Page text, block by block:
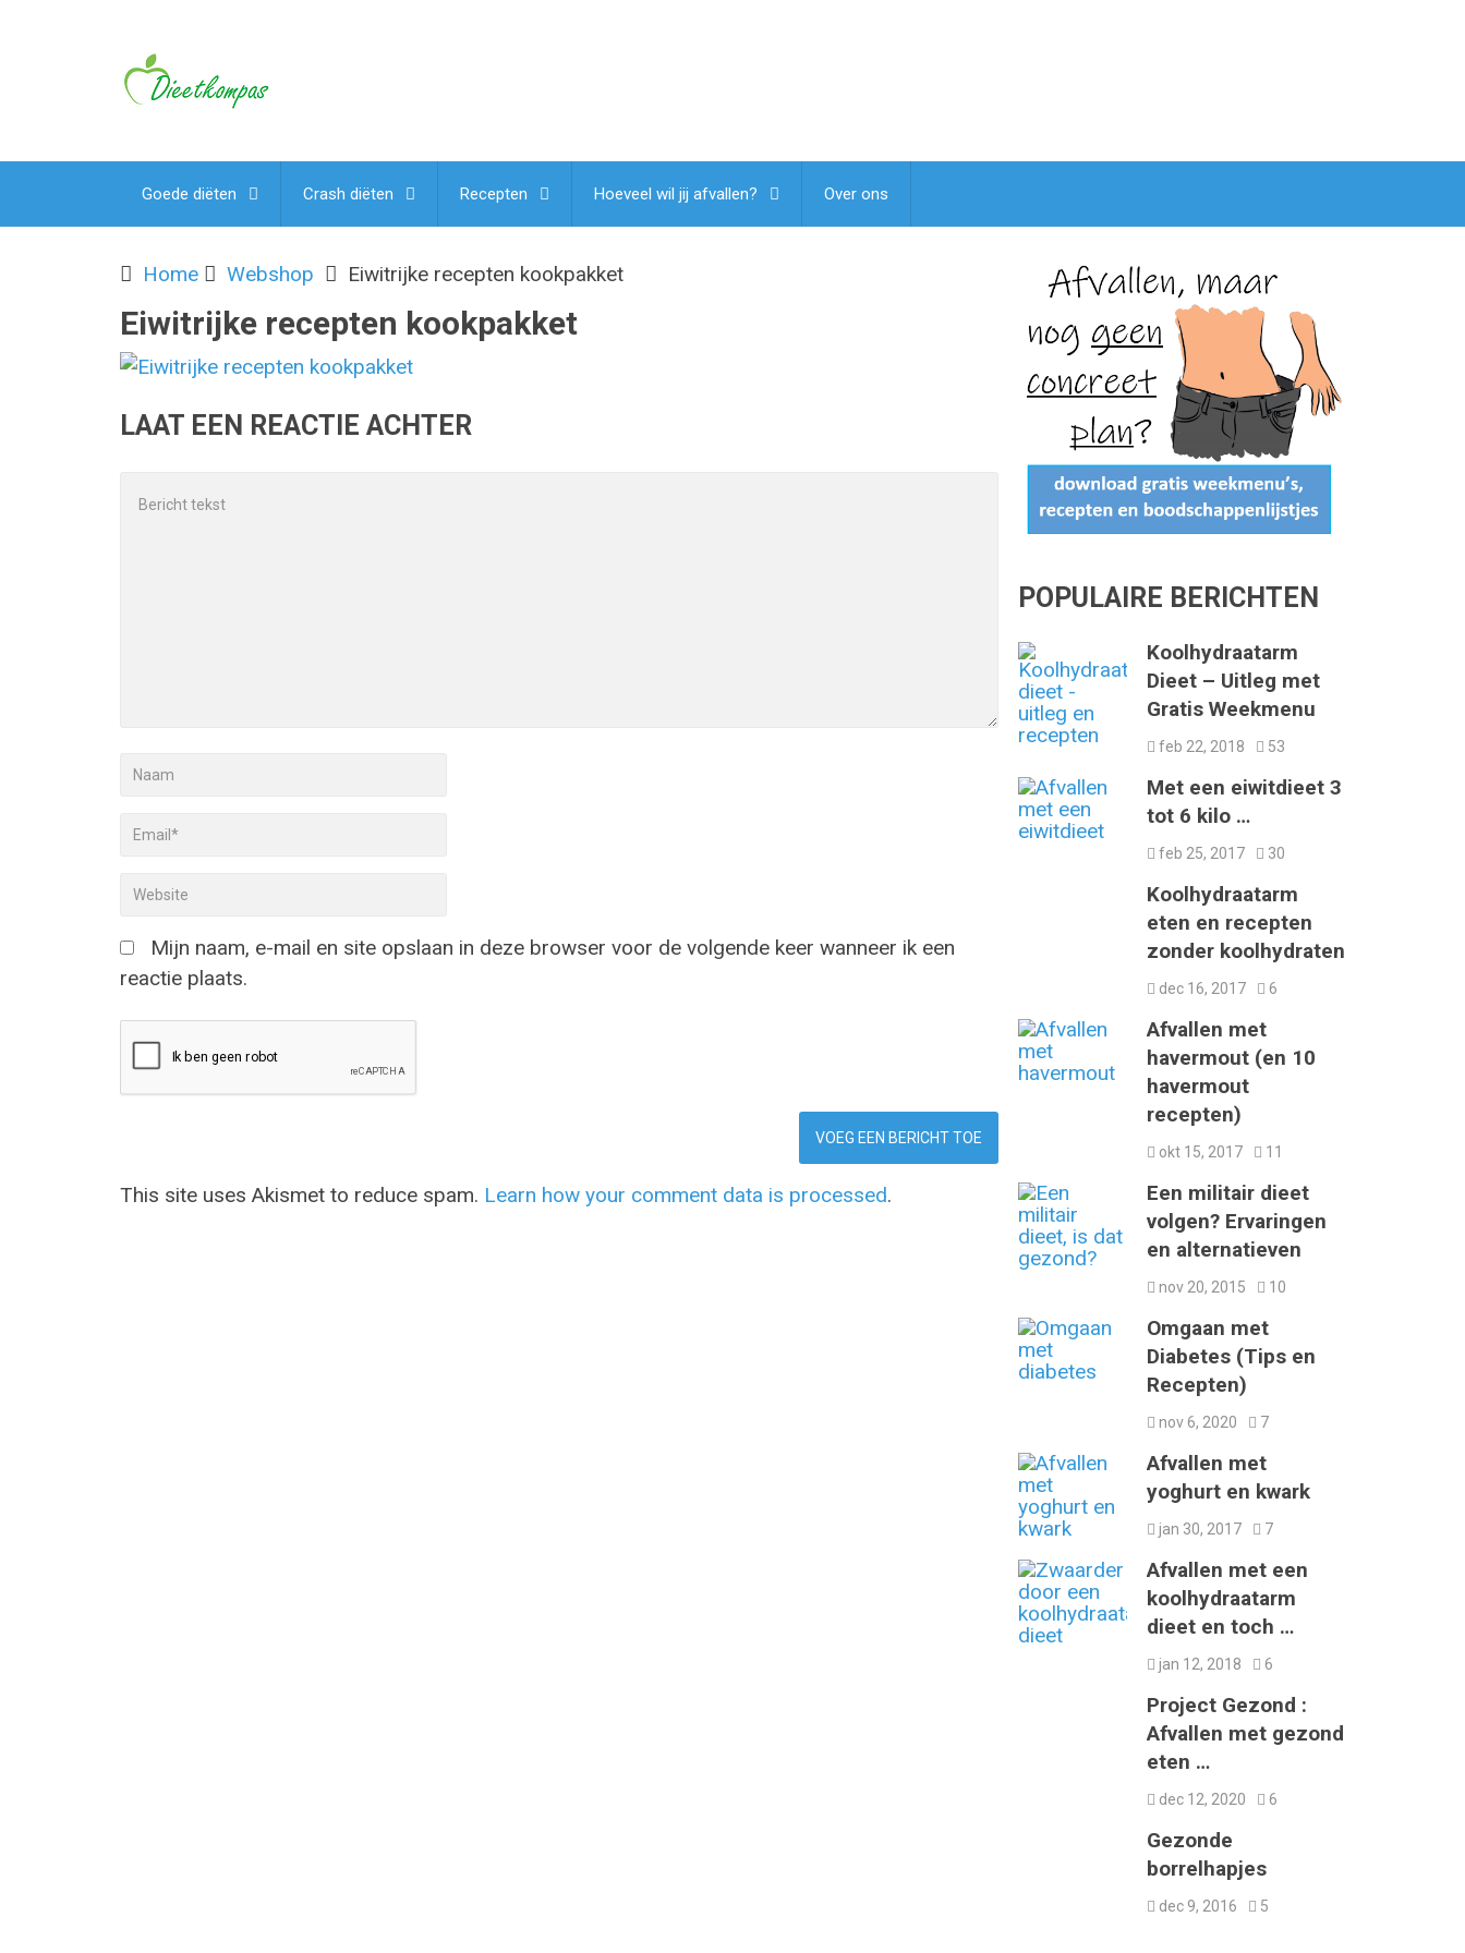
Goede diëten Crash diëten Recepten Hoeveel wil jij afvallen? Over ons
Home Webshop Eiwitrijke recepten kookpakket
Eiwitrijke recepten kookpakket
LAAT EEN REACTIE ACHTER
Mijn naam, e-mail en site opslaan in deze browser voor de volgende keer wanneer ik een
reactie plaats.
This site uses Akismet to reduce spam. Learn how your comment data is processed.
POPULAIRE BERICHTEN
Koolhydraatarm
Dieet – Uitleg met
Gratis Weekmenu
feb 22, 2018 53
Met een eiwitdieet 3
tot 6 kilo …
feb 25, 2017 30
Koolhydraatarm
eten en recepten
zonder koolhydraten
dec 16, 2017 6
Afvallen met
havermout (en 10
havermout
recepten)
okt 15, 2017 11
Een militair dieet
volgen? Ervaringen
en alternatieven
nov 20, 2015 10
Omgaan met
Diabetes (Tips en
Recepten)
nov 6, 2020 7
Afvallen met
yoghurt en kwark
jan 30, 2017 7
Afvallen met een
koolhydraatarm
dieet en toch …
jan 12, 2018 6
Project Gezond :
Afvallen met gezond
eten …
dec 12, 2020 6
Gezonde
borrelhapjes
dec 9, 2016 5